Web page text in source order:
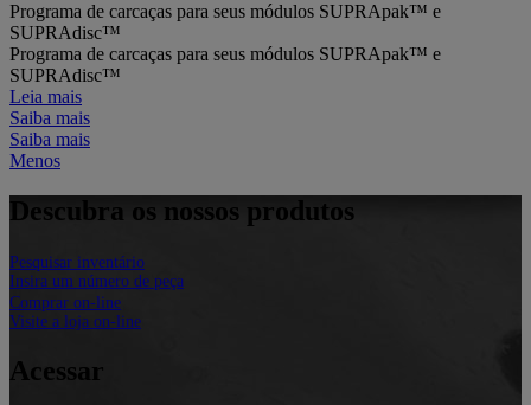
Programa de carcaças para seus módulos SUPRApak™ e
SUPRAdisc™
Programa de carcaças para seus módulos SUPRApak™ e
SUPRAdisc™
Leia mais
Saiba mais
Saiba mais
Menos
Descubra os nossos produtos
Pesquisar inventário
Insira um número de peça
Comprar on-line
Visite a loja on-line
Acessar